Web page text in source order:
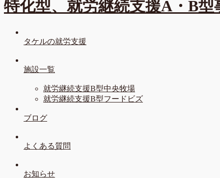
タケルの就労支援
施設一覧
就労継続支援B型中央牧場
就労継続支援B型フードビズ
ブログ
よくある質問
お知らせ